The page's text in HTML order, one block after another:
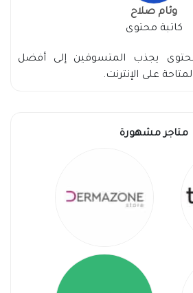
وئام صلاح
كاتبة محتوى
يجذب المتسوقين إلى أفضل
على الإنترنت.
متاجر مشهورة